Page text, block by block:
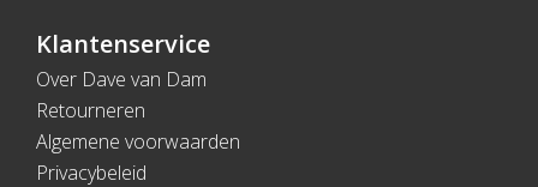
Klantenservice
Over Dave van Dam
Retourneren
Algemene voorwaarden
Privacybeleid